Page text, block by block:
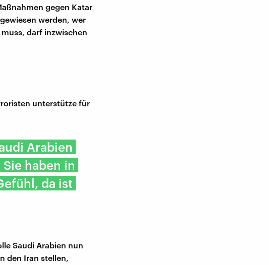
gegen Katar
werden, wer
darf inzwischen
unterstütze für
Arabien
haben in
da ist
Saudi Arabien nun
den Iran stellen,